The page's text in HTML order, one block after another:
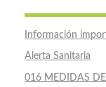
Información
Alerta Sanitaria
016 MEDIDAS DE